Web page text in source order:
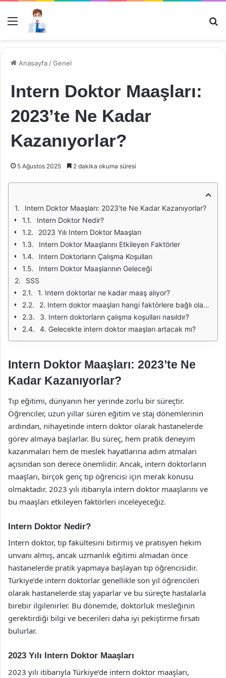
Menü
Anasayfa /Genel
Intern Doktor Maaşları:
2023’te Ne Kadar
Kazanıyorlar?
5 Ağustos 2025 2 dakika okuma süresi
Intern Doktor Maaşları: 2023'te Ne Kadar Kazanıyorlar?
Intern Doktor Nedir?
2023 Yılı Intern Doktor Maaşları
Intern Doktor Maaşlarını Etkileyen Faktörler
Intern Doktorların Çalışma Koşulları
Intern Doktor Maaşlarının Geleceği
SSS
1. Intern doktorlar ne kadar maaş alıyor?
2. Intern doktor maaşları hangi faktörlere bağlı olarak değişiyor?
3. Intern doktorların çalışma koşulları nasıldır?
4. Gelecekte intern doktor maaşları artacak mı?
Intern Doktor Maaşları: 2023’te Ne
Kadar Kazanıyorlar?
Tıp eğitimi, dünyanın her yerinde zorlu bir süreçtir.
Öğrenciler, uzun yıllar süren eğitim ve staj dönemlerinin
ardından, nihayetinde intern doktor olarak hastanelerde
görev almaya başlarlar. Bu süreç, hem pratik deneyim
kazanmaları hem de meslek hayatlarına adım atmaları
açısından son derece önemlidir. Ancak, intern doktorların
maaşları, birçok genç tıp öğrencisi için merak konusu
olmaktadır. 2023 yılı itibarıyla intern doktor maaşlarını ve
bu maaşları etkileyen faktörleri inceleyeceğiz.
Intern Doktor Nedir?
Intern doktor, tıp fakültesini bitirmiş ve pratisyen hekim
unvanı almış, ancak uzmanlık eğitimi almadan önce
hastanelerde pratik yapmaya başlayan tıp öğrencisidir.
Türkiye’de intern doktorlar genellikle son yıl öğrencileri
olarak hastanelerde staj yaparlar ve bu süreçte hastalarla
birebir ilgilenirler. Bu dönemde, doktorluk mesleğinin
gerektirdiği bilgi ve becerileri daha iyi pekiştirme fırsatı
bulurlar.
2023 Yılı Intern Doktor Maaşları
2023 yılı itibarıyla Türkiye’de intern doktor maaşları,